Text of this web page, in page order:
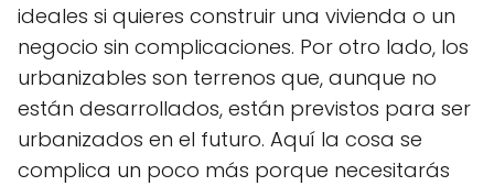
ideales si quieres construir una vivienda o un
negocio sin complicaciones. Por otro lado, los
urbanizables son terrenos que, aunque no
están desarrollados, están previstos para ser
urbanizados en el futuro. Aquí la cosa se
complica un poco más porque necesitarás